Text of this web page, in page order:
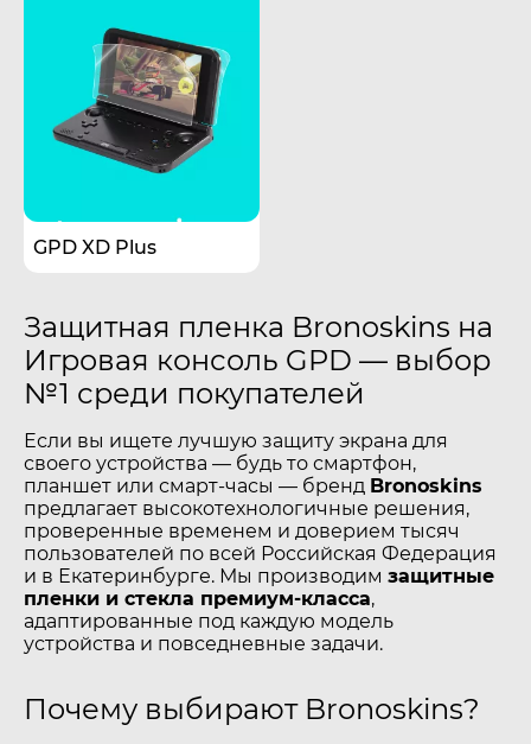
GPD XD Plus
Защитная пленка Bronoskins на
Игровая консоль GPD — выбор
№1 среди покупателей
Если вы ищете лучшую защиту экрана для
своего устройства — будь то смартфон,
планшет или смарт-часы — бренд Bronoskins
предлагает высокотехнологичные решения,
проверенные временем и доверием тысяч
пользователей по всей Российская Федерация
и в Екатеринбурге. Мы производим защитные
пленки и стекла премиум-класса,
адаптированные под каждую модель
устройства и повседневные задачи.
Почему выбирают Bronoskins?